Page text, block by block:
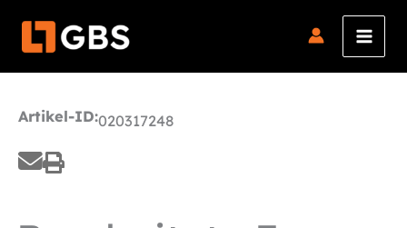
Inhalt
Artikel-ID:020317248